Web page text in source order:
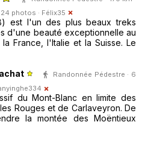
photos · Félix35
est l'un des plus beaux treks
d'une beauté exceptionnelle au
France, l'Italie et la Suisse. Le
Randonnée Pédestre · 6
du Mont-Blanc en limite des
Rouges et de Carlaveyron. De
la montée des Moëntieux